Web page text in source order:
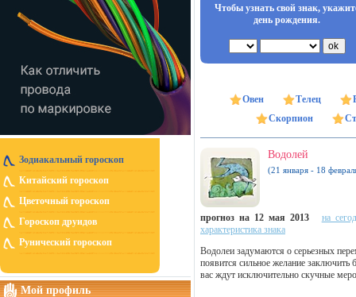
Зодиакальный гороскоп
Китайский гороскоп
Цветочный гороскоп
Гороскоп друидов
Рунический гороскоп
Мой профиль
Чтобы узнать свой знак,
день рождения.
Овен Телец
Скорпион
Водолей
(21 января - 18
прогноз на 12 мая 2013
на
характеристика знака
Водолеи задумаются о серьезных
появится сильное желание
вас ждут исключительно скучные